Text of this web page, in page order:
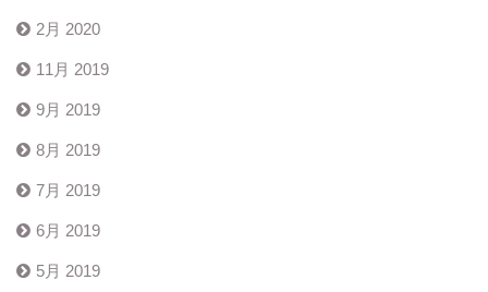
2月 2020
11月 2019
9月 2019
8月 2019
7月 2019
6月 2019
5月 2019